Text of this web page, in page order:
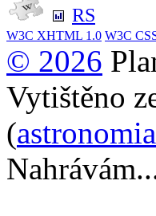
RS
W3C XHTML 1.0 W3C
© 2026
Vytištěno
(